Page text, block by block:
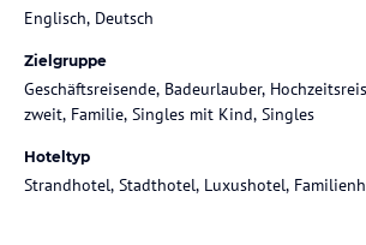
Englisch, Deutsch
Zielgruppe
Geschäftsreisende, Badeurlauber,
zweit, Familie, Singles mit Kind, Singles
Hoteltyp
Strandhotel, Stadthotel, Luxushotel,